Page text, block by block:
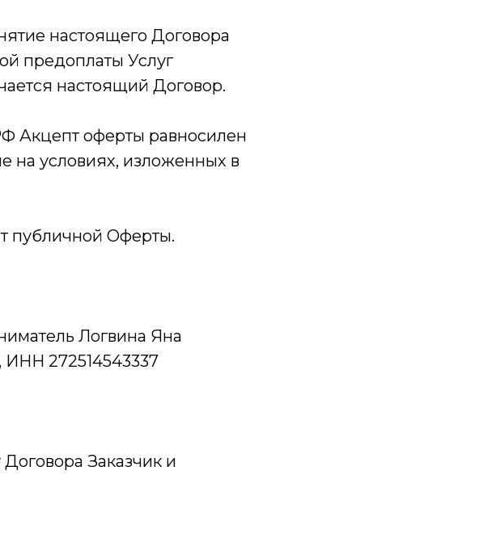
настоящего Договора
предоплаты Услуг
настоящий Договор.
Акцепт оферты равносилен
на условиях, изложенных в
публичной Оферты.
Логвина Яна
272514543337
Заказчик и